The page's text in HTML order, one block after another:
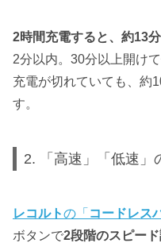
2時間充電すると、約13
2分以内。30分以上開けて
充電が切れていても、約
す。
2. 「高速」「低速」
レコルトの「 コードレス
ボタンで2段階のスピー